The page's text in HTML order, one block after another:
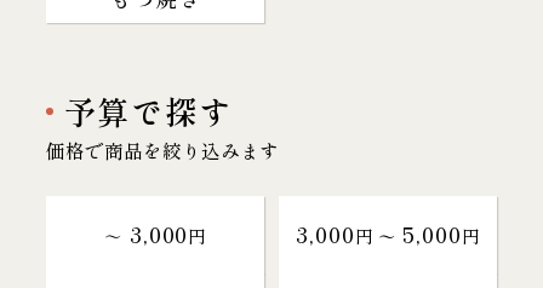
予算で探す
価格で商品を絞り込みます
～ 3,000円 3,000円 〜 5,000円